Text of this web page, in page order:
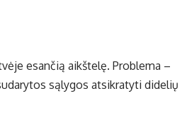
esančią aikštelę. Problema –
sąlygos atsikratyti didelių